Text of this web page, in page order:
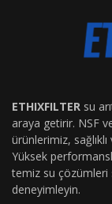
ETHIXFILTER su
araya getirir. NSF
ürünlerimiz,
Yüksek
temiz su çözümleri
deneyimleyin.